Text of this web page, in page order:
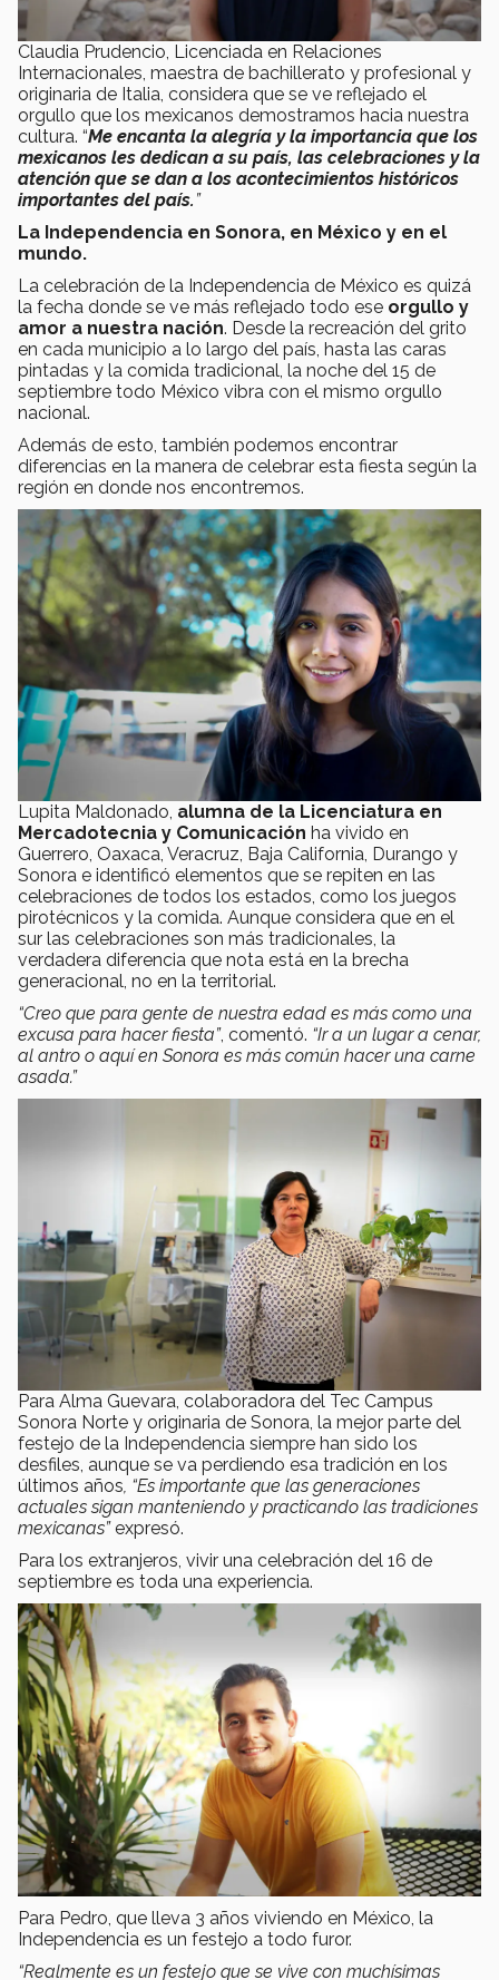
Claudia Prudencio, Licenciada en Relaciones
Internacionales, maestra de bachillerato y profesional y
originaria de Italia, considera que se ve reflejado el
orgullo que los mexicanos demostramos hacia nuestra
cultura. “Me encanta la alegría y la importancia que los
mexicanos les dedican a su país, las celebraciones y la
atención que se dan a los acontecimientos históricos
importantes del país. ”
La Independencia en Sonora, en México y en el
mundo.
La celebración de la Independencia de México es quizá
la fecha donde se ve más reflejado todo ese orgullo y
amor a nuestra nación. Desde la recreación del grito
en cada municipio a lo largo del país, hasta las caras
pintadas y la comida tradicional, la noche del 15 de
septiembre todo México vibra con el mismo orgullo
nacional.
Además de esto, también podemos encontrar
diferencias en la manera de celebrar esta fiesta según la
región en donde nos encontremos.
Lupita Maldonado, alumna de la Licenciatura en
Mercadotecnia y Comunicación ha vivido en
Guerrero, Oaxaca, Veracruz, Baja California, Durango y
Sonora e identificó elementos que se repiten en las
celebraciones de todos los estados, como los juegos
pirotécnicos y la comida. Aunque considera que en el
sur las celebraciones son más tradicionales, la
verdadera diferencia que nota está en la brecha
generacional, no en la territorial.
“Creo que para gente de nuestra edad es más como una
excusa para hacer fiesta”, comentó. “Ir a un lugar a cenar,
al antro o aquí en Sonora es más común hacer una carne
asada.”
Para Alma Guevara, colaboradora del Tec Campus
Sonora Norte y originaria de Sonora, la mejor parte del
festejo de la Independencia siempre han sido los
desfiles, aunque se va perdiendo esa tradición en los
últimos años, “Es importante que las generaciones
actuales sigan manteniendo y practicando las tradiciones
mexicanas”expresó.
Para los extranjeros, vivir una celebración del 16 de
septiembre es toda una experiencia.
Para Pedro, que lleva 3 años viviendo en México, la
Independencia es un festejo a todo furor.
“Realmente es un festejo que se vive con muchísimas